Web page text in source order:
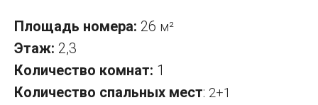
Площадь номера: 26 м²
Этаж: 2,3
Количество комнат: 1
Количество спальных мест: 2+1